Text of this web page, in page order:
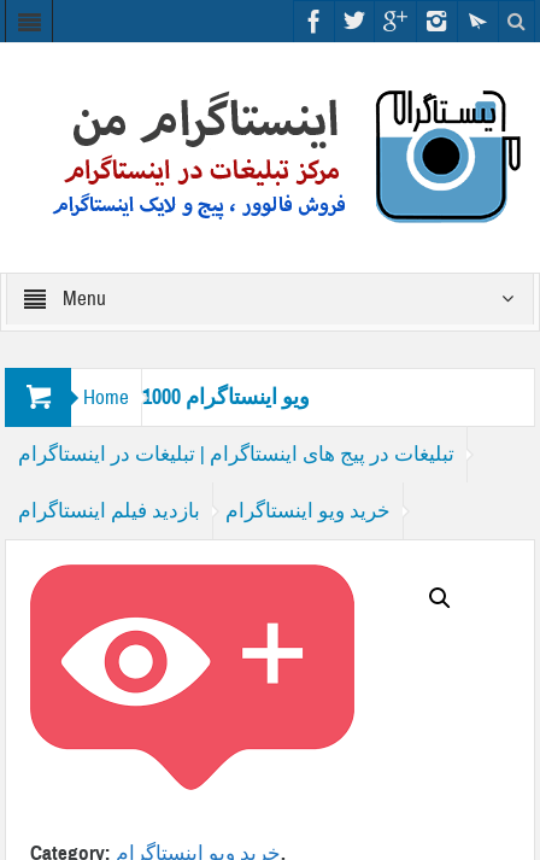
Menu
Home
تبلیغات در پیج های اینستاگرام | تبلیغات در اینستاگرام
بازدید فیلم اینستاگرام خرید ویو اینستاگرام
1000 ویو اینستاگرام
Category: خرید ویو اینستاگرام.